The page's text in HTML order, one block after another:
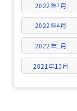
2022年7月
2022年4月
2022年1月
2021年10月